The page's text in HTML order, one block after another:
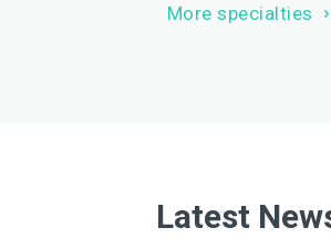
More specialties
Latest